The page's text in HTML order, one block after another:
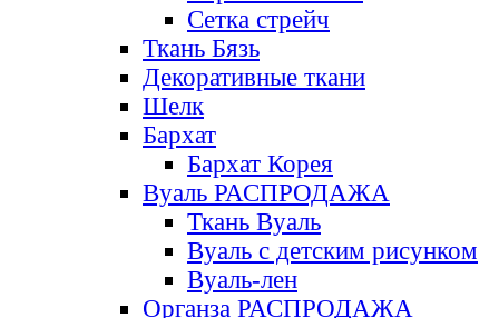
Сетка стрейч
Ткань Бязь
Декоративные ткани
Шелк
Бархат
Бархат Корея
Вуаль РАСПРОДАЖА
Ткань Вуаль
Вуаль с детским рисунком
Вуаль-лен
Органза РАСПРОДАЖА